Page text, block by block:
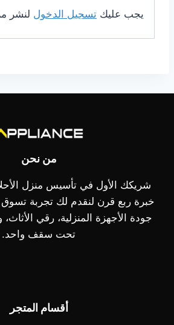
يجب عليك تسجيل الدخول لنشر
من نحن
شريكك الأول في تأسيس منزل
خبرة ربع قرن لنقدم لك تجربة تسوق
جودة الأجهزة المنزلية، رقي الأثاث،
تحت سقف واحد.
أقسام المتجر